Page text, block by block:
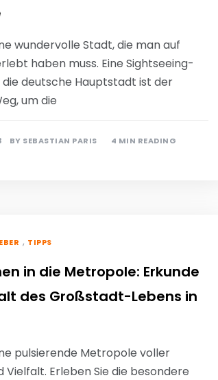
wundervolle Stadt, die man auf
haben muss. Eine Sightseeing-
die deutsche Hauptstadt ist der
um die
BY SEBASTIAN PARIS 4 MIN READING
, TIPPS
in die Metropole: Erkunde
des Großstadt-Lebens in
pulsierende Metropole voller
Vielfalt. Erleben Sie die besondere